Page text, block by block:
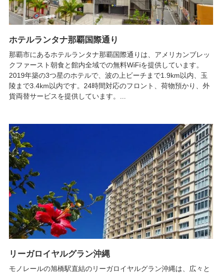
ホテルランタナ那覇国際通り
那覇市にあるホテルランタナ那覇国際通りは、アメリカンブレッ
クファースト朝食と館内全域での無料WiFiを提供しています。
2019年築の3つ星のホテルで、波の上ビーチまで1.9km以内、玉
陵まで3.4km以内です。24時間対応のフロント、荷物預かり、外
貨両替サービスを提供しています。...
リーガロイヤルグラン沖縄
モノレールの旭橋駅直結のリーガロイヤルグラン沖縄は、広々と